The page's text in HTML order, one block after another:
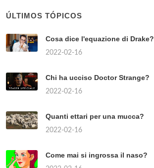
ÚLTIMOS TÓPICOS
Cosa dice l'equazione di Drake?
2022-02-16
Chi ha ucciso Doctor Strange?
2022-02-16
Quanti ettari per una mucca?
2022-02-16
Come mai si ingrossa il naso?